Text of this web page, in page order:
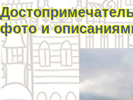
фото и